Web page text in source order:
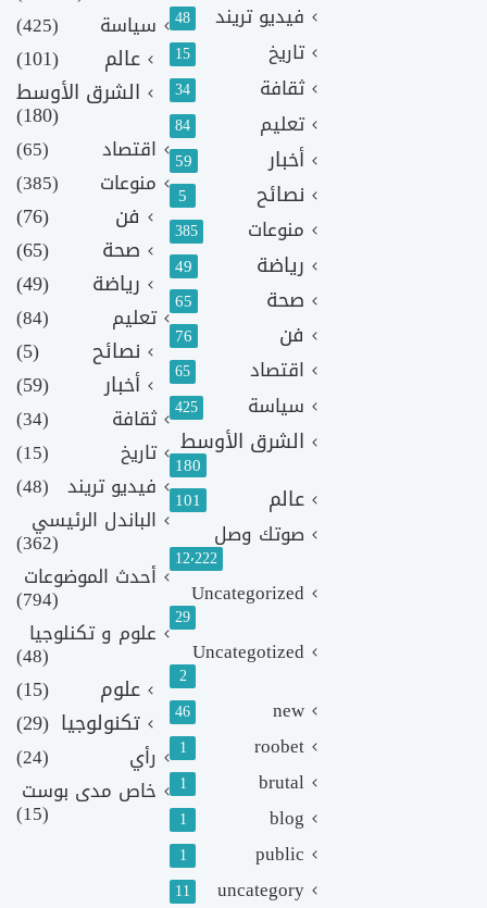
فيديو تريند 48
تاريخ 15
ثقافة 34
تعليم 84
أخبار 59
نصائح 5
منوعات 385
رياضة 49
صحة 65
فن 76
اقتصاد 65
سياسة 425
الشرق الأوسط
180
عالم 101
صوتك وصل
12٬222
Uncategorized
29
Uncategotized
2
new
46
roobet
1
brutal
1
blog
1
public
1
uncategory
11
سياسة
(425)
عالم
(101)
الشرق الأوسط
(180)
اقتصاد
(65)
منوعات
(385)
فن
(76)
صحة
(65)
رياضة
(49)
تعليم (84)
نصائح
(5)
أخبار
(59)
ثقافة
(34)
تاريخ
(15)
فيديو تريند (48)
الباندل الرئيسي
(362)
أحدث الموضوعات
(794)
علوم و تكنلوجيا
(48)
علوم
(15)
تكنولوجيا (29)
رأي
(24)
خاص مدى بوست
(15)